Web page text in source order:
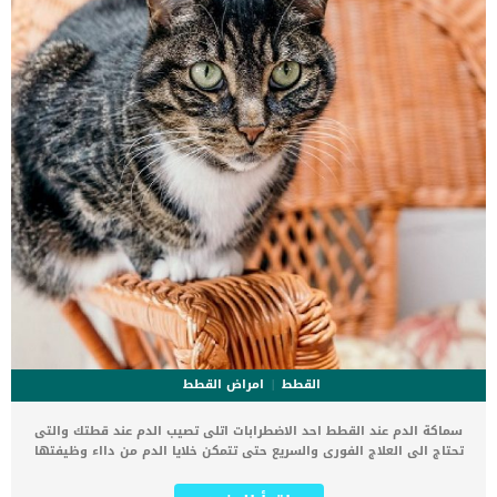
الطبيعى للحيوانات بما فى […]
القطط
امراض القطط
سماكة الدم عند القطط احد الاضطرابات اتلى تصيب الدم عند قطتك والتى
تحتاج الى العلاج الفورى والسريع حتى تتمكن خلايا الدم من دااء وظيفتها
القطط, والمقصود بالحمرة هنا هى الخلايا الحمراء. تعتبر سماكة الدم عند